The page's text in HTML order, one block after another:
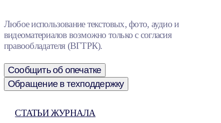
Любое использование текстовых, фото, аудио и
видеоматериалов возможно только с согласия
правообладателя (ВГТРК).
Сообщить об опечатке
Обращение в техподдержку
СТАТЬИ ЖУРНАЛА